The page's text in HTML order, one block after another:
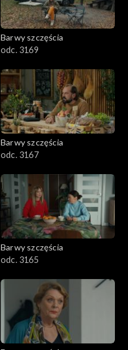
Barwy szczęścia
odc. 3169
Barwy szczęścia
odc. 3167
Barwy szczęścia
odc. 3165